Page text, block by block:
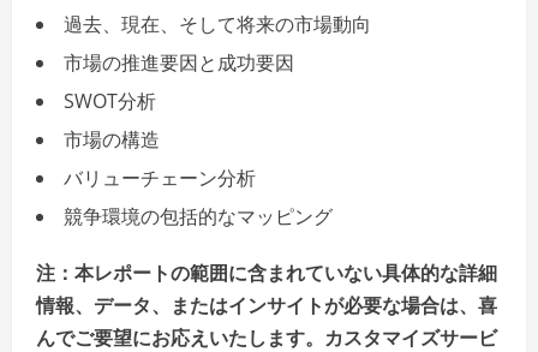
過去、現在、そして将来の市場動向
市場の推進要因と成功要因
SWOT分析
市場の構造
バリューチェーン分析
競争環境の包括的なマッピング
注：本レポートの範囲に含まれていない具体的な詳細
情報、データ、またはインサイトが必要な場合は、喜
んでご要望にお応えいたします。カスタマイズサービ